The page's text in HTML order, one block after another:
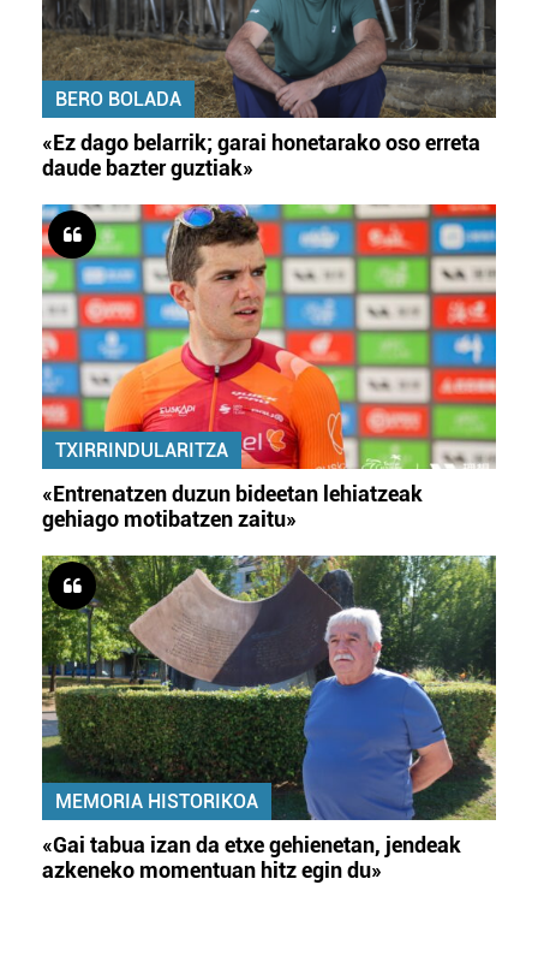
BERO BOLADA
«Ez dago belarrik; garai honetarako oso erreta
daude bazter guztiak»
TXIRRINDULARITZA
«Entrenatzen duzun bideetan lehiatzeak
gehiago motibatzen zaitu»
MEMORIA HISTORIKOA
«Gai tabua izan da etxe gehienetan, jendeak
azkeneko momentuan hitz egin du»